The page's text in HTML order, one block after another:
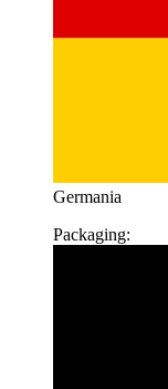
Germania
Packaging: